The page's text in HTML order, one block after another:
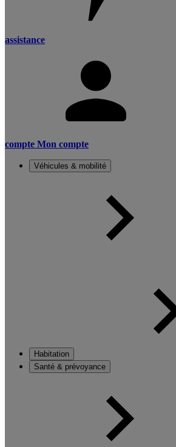
assistance
compte Mon compte
Véhicules & mobilité
Habitation
Santé & prévoyance